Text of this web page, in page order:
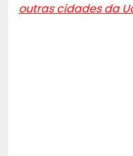
outras cidades da